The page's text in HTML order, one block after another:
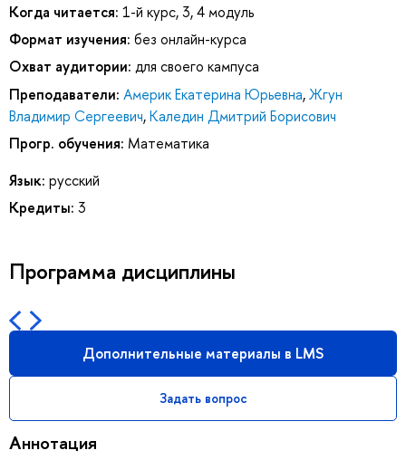
Когда читается: 1-й курс, 3, 4 модуль
Формат изучения: без онлайн-курса
Охват аудитории: для своего кампуса
Преподаватели: Америк Екатерина Юрьевна,Жгун
Владимир Сергеевич,Каледин Дмитрий Борисович
Прогр. обучения: Математика
Язык: русский
Кредиты: 3
Программа дисциплины
Дополнительные материалы в LMS
Задать вопрос
Аннотация